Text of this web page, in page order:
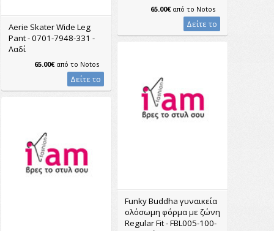
65.00€από το Notos
Δείτε το
Aerie Skater Wide Leg
Pant - 0701-7948-331 -
Λαδί
65.00€από το Notos
Δείτε το
Funky Buddha γυναικεία
ολόσωμη φόρμα με ζώνη
Regular Fit - FBL005-100-